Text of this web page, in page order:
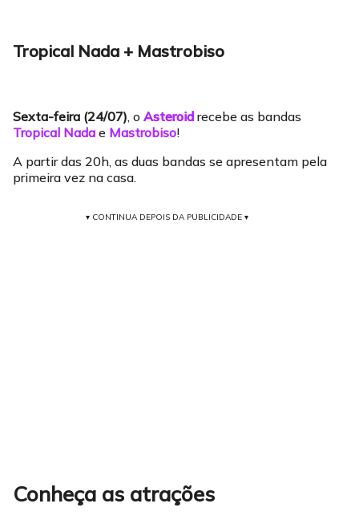
Tropical Nada + Mastrobiso
Sexta-feira (24/07), o Asteroid recebe as bandas
Tropical Nada e Mastrobiso!
A partir das 20h, as duas bandas se apresentam pela
primeira vez na casa.
▾ CONTINUA DEPOIS DA PUBLICIDADE ▾
Conheça as atrações